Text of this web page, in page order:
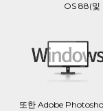
OS 88(및
또한 Adobe